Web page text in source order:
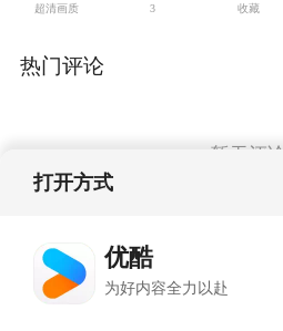
超清画质 3 收藏
热门评论
暂无评论
打开方式
优酷
为好内容全力以赴